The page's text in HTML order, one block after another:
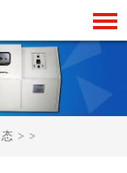
> >